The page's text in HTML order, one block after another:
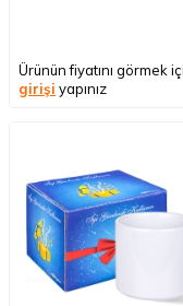
Ürünün fiyatını görmek
girişi yapınız